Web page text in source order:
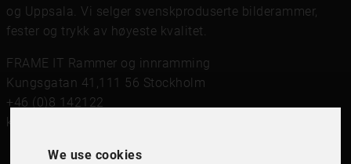
We use cookies
og Uppsala. Vi selger svenskproduserte bilderammer,
fester og trykk av høyeste kvalitet.
FRAME IT Rammer og innramming
Kungsgatan 41,111 56 Stockholm
+46 (0)8 142122
kundservice@frameit.se